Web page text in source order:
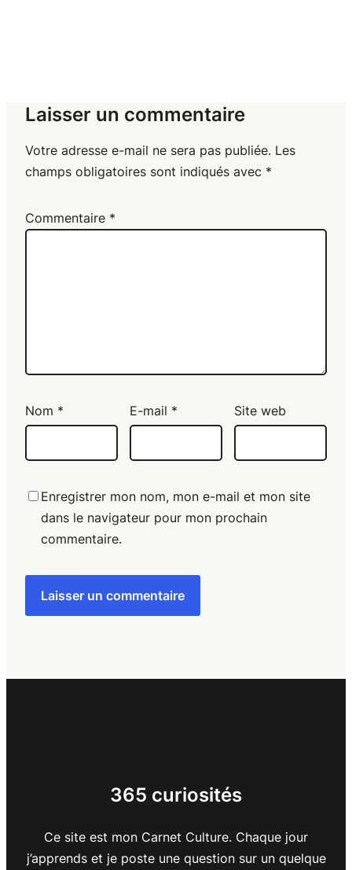
Laisser un commentaire
Votre adresse e-mail ne sera pas publiée. Les
champs obligatoires sont indiqués avec *
Commentaire *
Nom * E-mail * Site web
Enregistrer mon nom, mon e-mail et mon site
dans le navigateur pour mon prochain
commentaire.
365 curiosités
Ce site est mon Carnet Culture. Chaque jour
j’apprends et je poste une question sur un quelque